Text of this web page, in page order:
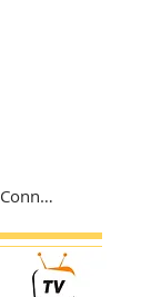
Connexion